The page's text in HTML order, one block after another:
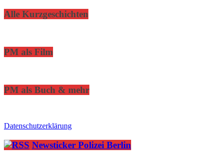
Alle Kurzgeschichten
PM als Film
PM als Buch & mehr
Datenschutzerklärung
Newsticker Polizei Berlin